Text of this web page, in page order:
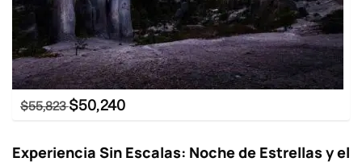
$55,823$50,240
Experiencia Sin Escalas: Noche de Estrellas y el